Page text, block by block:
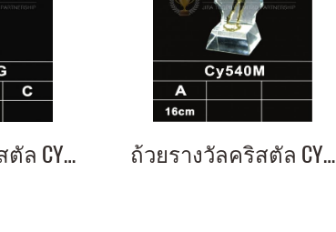
ถ้วยรางวัลคริสตัล CY539G ถ้วยรางวัลคริสตัล CY540M